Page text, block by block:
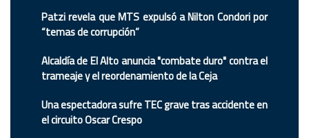
Patzi revela que MTS expulsó a Nilton Condori por
“temas de corrupción”
Alcaldía de El Alto anuncia "combate duro" contra el
trameaje y el reordenamiento de la Ceja
Una espectadora sufre TEC grave tras accidente en
el circuito Oscar Crespo